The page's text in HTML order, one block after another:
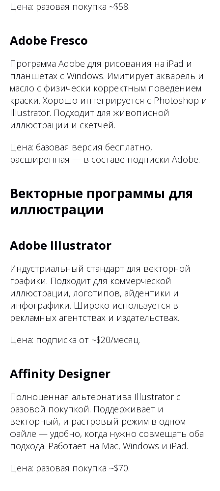
Цена: разовая покупка ~$58.
Adobe Fresco
Программа Adobe для рисования на iPad и
планшетах с Windows. Имитирует акварель и
масло с физически корректным поведением
краски. Хорошо интегрируется с Photoshop и
Illustrator. Подходит для живописной
иллюстрации и скетчей.
Цена: базовая версия бесплатно,
расширенная — в составе подписки Adobe.
Векторные программы для
иллюстрации
Adobe Illustrator
Индустриальный стандарт для векторной
графики. Подходит для коммерческой
иллюстрации, логотипов, айдентики и
инфографики. Широко используется в
рекламных агентствах и издательствах.
Цена: подписка от ~$20/месяц.
Affinity Designer
Полноценная альтернатива Illustrator с
разовой покупкой. Поддерживает и
векторный, и растровый режим в одном
файле — удобно, когда нужно совмещать оба
подхода. Работает на Mac, Windows и iPad.
Цена: разовая покупка ~$70.